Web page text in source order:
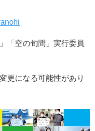
空の旬間」実行委員
更になる可能性があり